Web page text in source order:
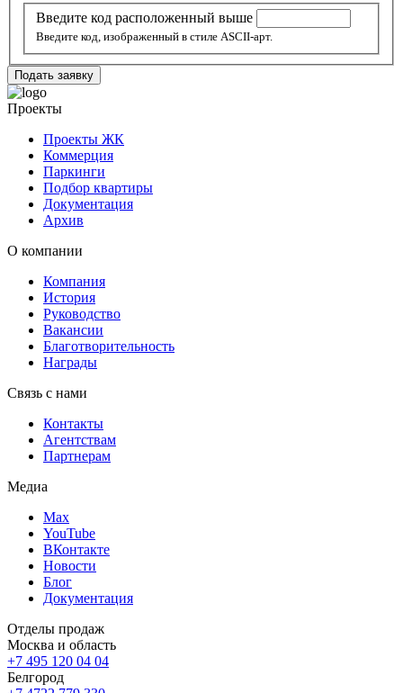
Введите код расположенный выше
Введите код, изображенный в стиле ASCII-арт.
Подать заявку
Проекты
Проекты ЖК
Коммерция
Паркинги
Подбор квартиры
Документация
Архив
О компании
Компания
История
Руководство
Вакансии
Благотворительность
Награды
Связь с нами
Контакты
Агентствам
Партнерам
Медиа
Max
YouTube
ВКонтакте
Новости
Блог
Документация
Отделы продаж
Москва и область
+7 495 120 04 04
Белгород